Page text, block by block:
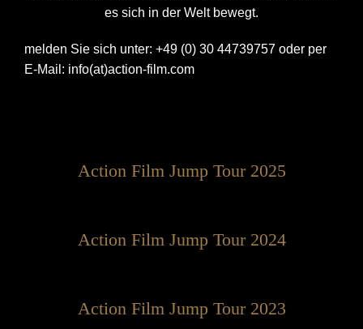
es sich in der Welt bewegt.
melden Sie sich unter: +49 (0) 30 44739757 oder per
E-Mail: info(at)action-film.com
Action Film Jump Tour 2025
Action Film Jump Tour 2024
Action Film Jump Tour 2023